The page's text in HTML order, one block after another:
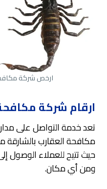
ارخص شركة
ارقام شركة
مكافحة العقارب بالشارقة
حيث تتيح للعملاء
ومن أي مكان.